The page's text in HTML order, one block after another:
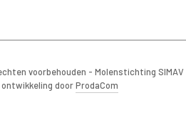
voorbehouden - Molenstichting SIMAV
doorProdaCom